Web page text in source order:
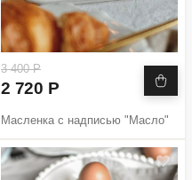
3 400 Р
2 720 Р
Масленка с надписью "Масло"